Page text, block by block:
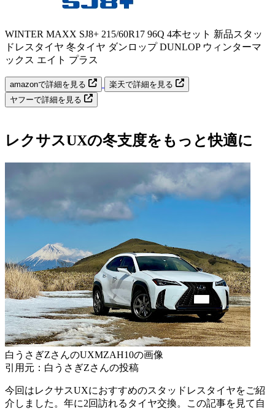
WINTER MAXX SJ8+ 215/60R17 96Q 4本セット 新品スタッ
ドレスタイヤ 冬タイヤ ダンロップ DUNLOP ウィンターマ
ックス エイト プラス
amazonで詳細を見る
楽天で詳細を見る
ヤフーで詳細を見る
レクサスUXの冬支度をもっと快適に
白うさぎZさんのUXMZAH10の画像
引用元：白うさぎZさんの投稿
今回はレクサスUXにおすすめのスタッドレスタイヤをご紹
介しました。年に2回訪れるタイヤ交換。この記事を見て自